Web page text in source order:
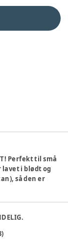
Perfekt til små
i blødt og
så den er